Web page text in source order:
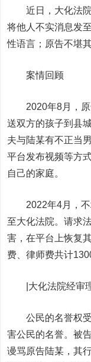
近日，大化法院
将他人不实消息发
性语言；原告不堪
案情回顾
2020年8月，原
送双方的孩子到县
夫与陆某有不正当
平台发布视频等方
自己的家庭。
2022年4月，不
至大化法院。请求
害，在平台上恢复
费、律师费共计
|大化法院经审
公民的名誉权受
害公民的名誉。被
谩骂原告陆某，其